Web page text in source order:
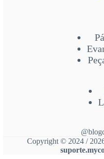
Copyright © 2024 /